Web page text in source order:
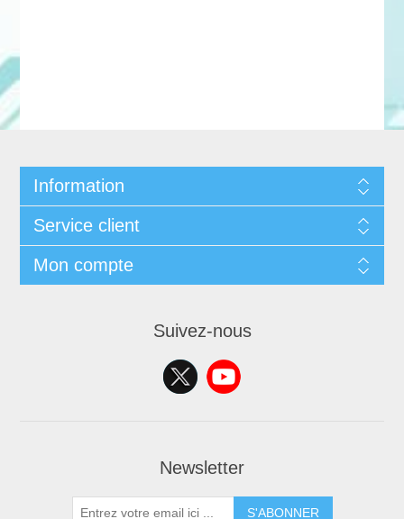
Information
Service client
Mon compte
Suivez-nous
Newsletter
S'ABONNER